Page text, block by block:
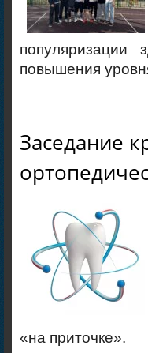
повышения
Заседание
«на приточке».